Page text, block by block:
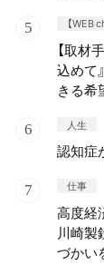
【WEB
【取材
込めて
きる希
人生
認知症
仕事
高度経
川崎製
づかい